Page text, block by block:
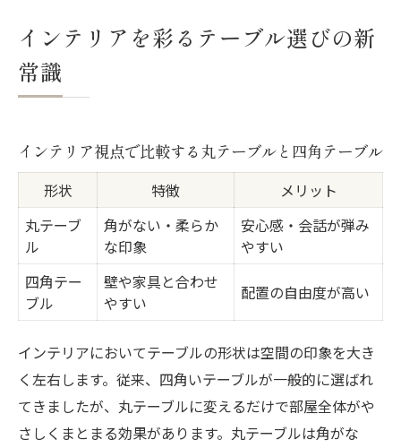
インテリアを彩るテーブル選びの新
常識
インテリア視点で比較する丸テーブルと四角テーブル
形状 特徴
メリット
丸テーブ
ル
角がない・柔らか
な印象
安心感・会話が弾み
やすい
四角テー
ブル
壁や家具と合わせ
やすい
配置の自由度が高い
インテリアにおいてテーブルの形状は空間の印象を大き
く左右します。従来、四角いテーブルが一般的に選ばれ
てきましたが、丸テーブルに変えるだけで部屋全体がや
さしくまとまる効果があります。丸テーブルは角がな